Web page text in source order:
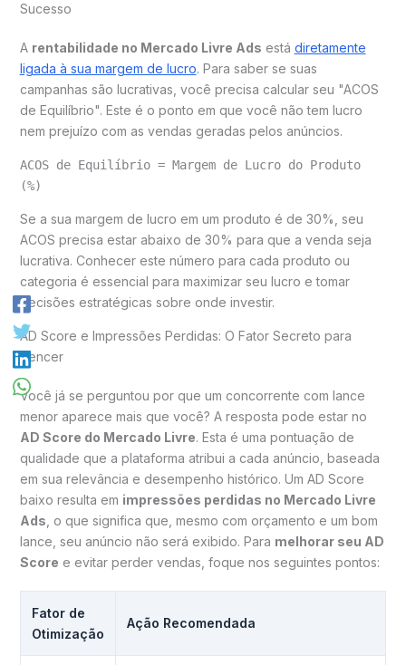
Sucesso
A rentabilidade no Mercado Livre Ads está diretamente
ligada à sua margem de lucro. Para saber se suas
campanhas são lucrativas, você precisa calcular seu "ACOS
de Equilíbrio". Este é o ponto em que você não tem lucro
nem prejuízo com as vendas geradas pelos anúncios.
ACOS de Equilíbrio = Margem de Lucro do Produto
(%)
Se a sua margem de lucro em um produto é de 30%, seu
ACOS precisa estar abaixo de 30% para que a venda seja
lucrativa. Conhecer este número para cada produto ou
categoria é essencial para maximizar seu lucro e tomar
decisões estratégicas sobre onde investir.
AD Score e Impressões Perdidas: O Fator Secreto para
Vencer
Você já se perguntou por que um concorrente com lance
menor aparece mais que você? A resposta pode estar no
AD Score do Mercado Livre. Esta é uma pontuação de
qualidade que a plataforma atribui a cada anúncio, baseada
em sua relevância e desempenho histórico. Um AD Score
baixo resulta em impressões perdidas no Mercado Livre
Ads , o que significa que, mesmo com orçamento e um bom
lance, seu anúncio não será exibido. Para melhorar seu AD
Score e evitar perder vendas, foque nos seguintes pontos:
Fator de
Otimização
Ação Recomendada